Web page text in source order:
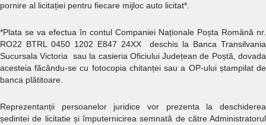
pornire al licitației pentru fiecare mijloc auto licitat*.
*Plata se va efectua în contul Companiei Naționale Poșta Română nr.
RO22 BTRL 0450 1202 E847 24XX deschis la Banca Transilvania
Sucursala Victoria sau la casieria Oficiului Județean de Poștă, dovada
acesteia făcându-se cu fotocopia chitanței sau a OP-ului ștampilat de
banca plătitoare.
Reprezentanții persoanelor juridice vor prezenta la deschiderea
ședintei de licitatie și împuternicirea semnată de către Administratorul